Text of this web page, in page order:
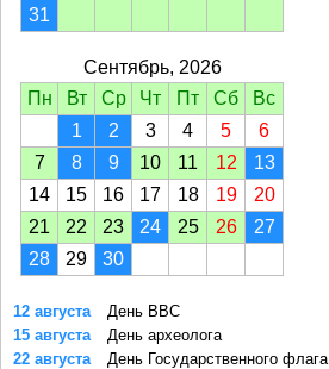
31
Сентябрь, 2026
Пн
Вт Ср Чт Пт Сб
Вс
1
2 3 4 5
6
7
8 9 10 11 12
13
14
15 16 17 18 19
20
21
22 23 24 25 26
27
28
29 30
12 августа
День ВВС
15 августа
День археолога
22 августа
День Государственного флага